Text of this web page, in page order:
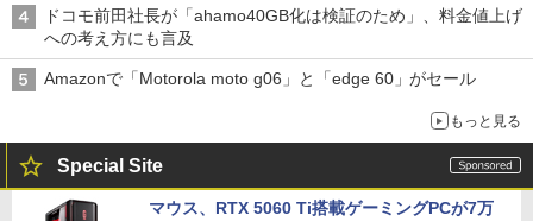
ドコモ前田社長が「ahamo40GB化は検証のため」、料金値上げ
への考え方にも言及
Amazonで「Motorola moto g06」と「edge 60」がセール
もっと見る
Special Site
マウス、RTX 5060 Ti搭載ゲーミングPCが7万